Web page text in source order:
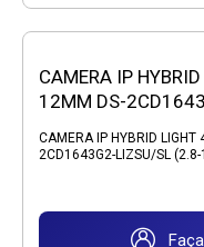
CAMERA IP
12MM DS-
CAMERA IP HYBRID
2CD1643G2-LIZSU/SL (2.8-
Faça